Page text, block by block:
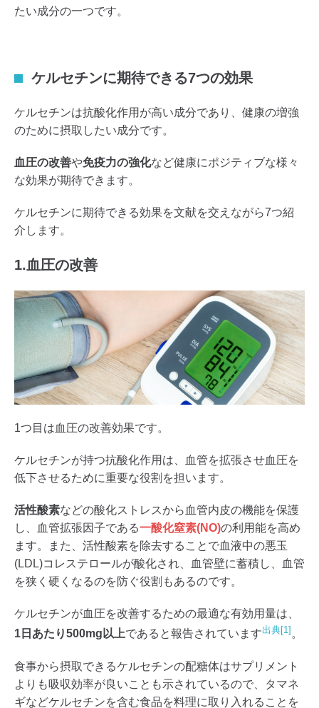
たい成分の一つです。
ケルセチンに期待できる7つの効果
ケルセチンは抗酸化作用が高い成分であり、健康の増強
のために摂取したい成分です。
血圧の改善や免疫力の強化など健康にポジティブな様々
な効果が期待できます。
ケルセチンに期待できる効果を文献を交えながら7つ紹
介します。
1.血圧の改善
1つ目は血圧の改善効果です。
ケルセチンが持つ抗酸化作用は、血管を拡張させ血圧を
低下させるために重要な役割を担います。
活性酸素などの酸化ストレスから血管内皮の機能を保護
し、血管拡張因子である一酸化窒素(NO)の利用能を高め
ます。また、活性酸素を除去することで血液中の悪玉
(LDL)コレステロールが酸化され、血管壁に蓄積し、血管
を狭く硬くなるのを防ぐ役割もあるのです。
ケルセチンが血圧を改善するための最適な有効用量は、
1日あたり500mg以上であると報告されています出典[1] 。
食事から摂取できるケルセチンの配糖体はサプリメント
よりも吸収効率が良いことも示されているので、タマネ
ギなどケルセチンを含む食品を料理に取り入れることを